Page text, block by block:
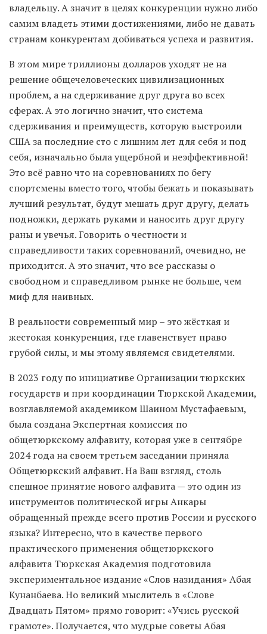
владельцу. А значит в целях конкуренции нужно либо
самим владеть этими достижениями, либо не давать
странам конкурентам добиваться успеха и развития.
В этом мире триллионы долларов уходят не на
решение общечеловеческих цивилизационных
проблем, а на сдерживание друг друга во всех
сферах. А это логично значит, что система
сдерживания и преимуществ, которую выстроили
США за последние сто с лишним лет для себя и под
себя, изначально была ущербной и неэффективной!
Это всё равно что на соревнованиях по бегу
спортсмены вместо того, чтобы бежать и показывать
лучший результат, будут мешать друг другу, делать
подножки, держать руками и наносить друг другу
раны и увечья. Говорить о честности и
справедливости таких соревнований, очевидно, не
приходится. А это значит, что все рассказы о
свободном и справедливом рынке не больше, чем
миф для наивных.
В реальности современный мир – это жёсткая и
жестокая конкуренция, где главенствует право
грубой силы, и мы этому являемся свидетелями.
В 2023 году по инициативе Организации тюркских
государств и при координации Тюркской Академии,
возглавляемой академиком Шаином Мустафаевым,
была создана Экспертная комиссия по
общетюркскому алфавиту, которая уже в сентябре
2024 года на своем третьем заседании приняла
Общетюркский алфавит. На Ваш взгляд, столь
спешное принятие нового алфавита — это один из
инструментов политической игры Анкары
обращенный прежде всего против России и русского
языка? Интересно, что в качестве первого
практического применения общетюркского
алфавита Тюркская Академия подготовила
экспериментальное издание «Слов назидания» Абая
Кунанбаева. Но великий мыслитель в «Слове
Двадцать Пятом» прямо говорит: «Учись русской
грамоте». Получается, что мудрые советы Абая